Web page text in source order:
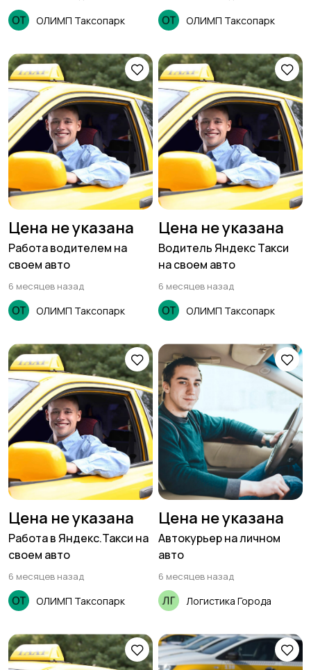
ОЛИМП Таксопарк ОЛИМП Таксопарк
Цена не указана
Работа водителем на
своем авто
6 месяцев назад
ОЛИМП Таксопарк
Цена не указана
Водитель Яндекс Такси
на своем авто
6 месяцев назад
ОЛИМП Таксопарк
Цена не указана
Работа в Яндекс.Такси на
своем авто
6 месяцев назад
ОЛИМП Таксопарк
Цена не указана
Автокурьер на личном
авто
6 месяцев назад
Логистика Города